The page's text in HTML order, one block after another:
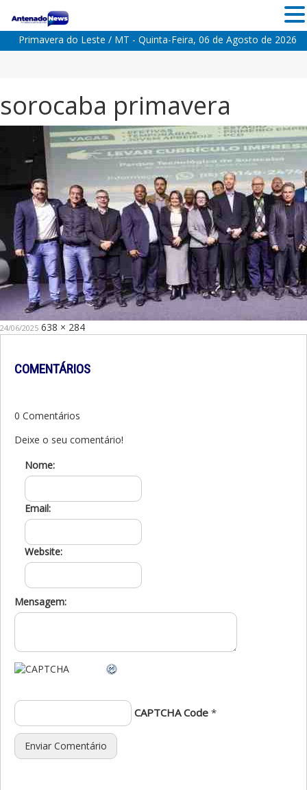
Primavera do Leste / MT - Quinta-Feira, 06 de Agosto de 2026
sorocaba primavera
Publicado
24/06/2025 Tamanho
638 × 284
COMENTÁRIOS
0 Comentários
Deixe o seu comentário!
Nome:
Email:
Website:
Mensagem:
CAPTCHA Code *